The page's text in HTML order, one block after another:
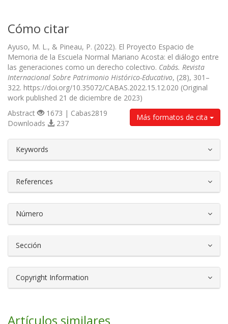
Cómo citar
Ayuso, M. L., & Pineau, P. (2022). El Proyecto Espacio de
Memoria de la Escuela Normal Mariano Acosta: el diálogo entre
las generaciones como un derecho colectivo. Cabás. Revista
Internacional Sobre Patrimonio Histórico-Educativo, (28), 301–
322. https://doi.org/10.35072/CABAS.2022.15.12.020 (Original
work published 21 de diciembre de 2023)
Más formatos de cita
Abstract
1673 | Cabas2819
Downloads
237
Keywords
References
Número
Sección
Copyright Information
Artículos similares